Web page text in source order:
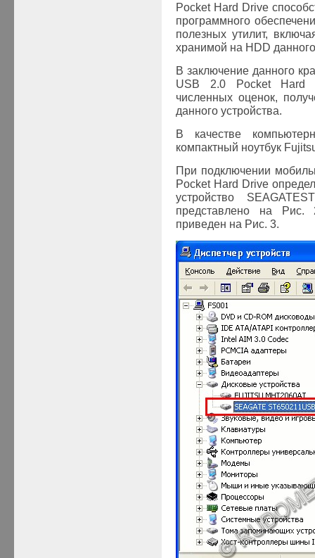
Pocket Hard Drive
программного
полезных утилит,
хранимой на HDD
В заключение данного
USB 2.0 Pocket Hard
численных оценок,
данного устройства.
В качестве
компактный ноутбук
При подключении
Pocket Hard Drive
устройство SEAGATEST
представлено на Рис.
приведен на Рис. 3.